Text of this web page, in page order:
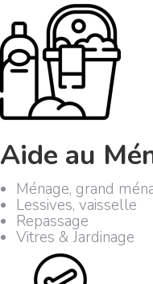
Aide au
Ménage, grand
Lessives, vaisselle
Repassage
Vitres & Jardinage